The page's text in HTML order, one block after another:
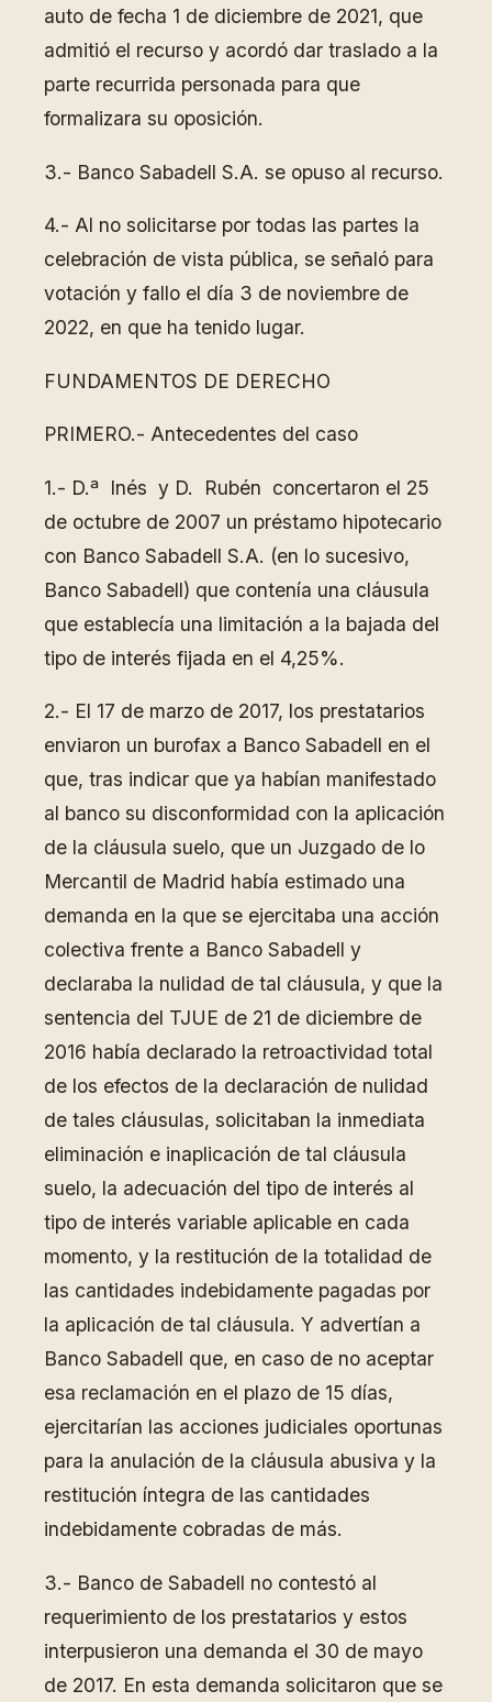
auto de fecha 1 de diciembre de 2021, que
admitió el recurso y acordó dar traslado a la
parte recurrida personada para que
formalizara su oposición.
3.- Banco Sabadell S.A. se opuso al recurso.
4.- Al no solicitarse por todas las partes la
celebración de vista pública, se señaló para
votación y fallo el día 3 de noviembre de
2022, en que ha tenido lugar.
FUNDAMENTOS DE DERECHO
PRIMERO.- Antecedentes del caso
1.- D.ª Inés y D. Rubén concertaron el 25
de octubre de 2007 un préstamo hipotecario
con Banco Sabadell S.A. (en lo sucesivo,
Banco Sabadell) que contenía una cláusula
que establecía una limitación a la bajada del
tipo de interés fijada en el 4,25%.
2.- El 17 de marzo de 2017, los prestatarios
enviaron un burofax a Banco Sabadell en el
que, tras indicar que ya habían manifestado
al banco su disconformidad con la aplicación
de la cláusula suelo, que un Juzgado de lo
Mercantil de Madrid había estimado una
demanda en la que se ejercitaba una acción
colectiva frente a Banco Sabadell y
declaraba la nulidad de tal cláusula, y que la
sentencia del TJUE de 21 de diciembre de
2016 había declarado la retroactividad total
de los efectos de la declaración de nulidad
de tales cláusulas, solicitaban la inmediata
eliminación e inaplicación de tal cláusula
suelo, la adecuación del tipo de interés al
tipo de interés variable aplicable en cada
momento, y la restitución de la totalidad de
las cantidades indebidamente pagadas por
la aplicación de tal cláusula. Y advertían a
Banco Sabadell que, en caso de no aceptar
esa reclamación en el plazo de 15 días,
ejercitarían las acciones judiciales oportunas
para la anulación de la cláusula abusiva y la
restitución íntegra de las cantidades
indebidamente cobradas de más.
3.- Banco de Sabadell no contestó al
requerimiento de los prestatarios y estos
interpusieron una demanda el 30 de mayo
de 2017. En esta demanda solicitaron que se